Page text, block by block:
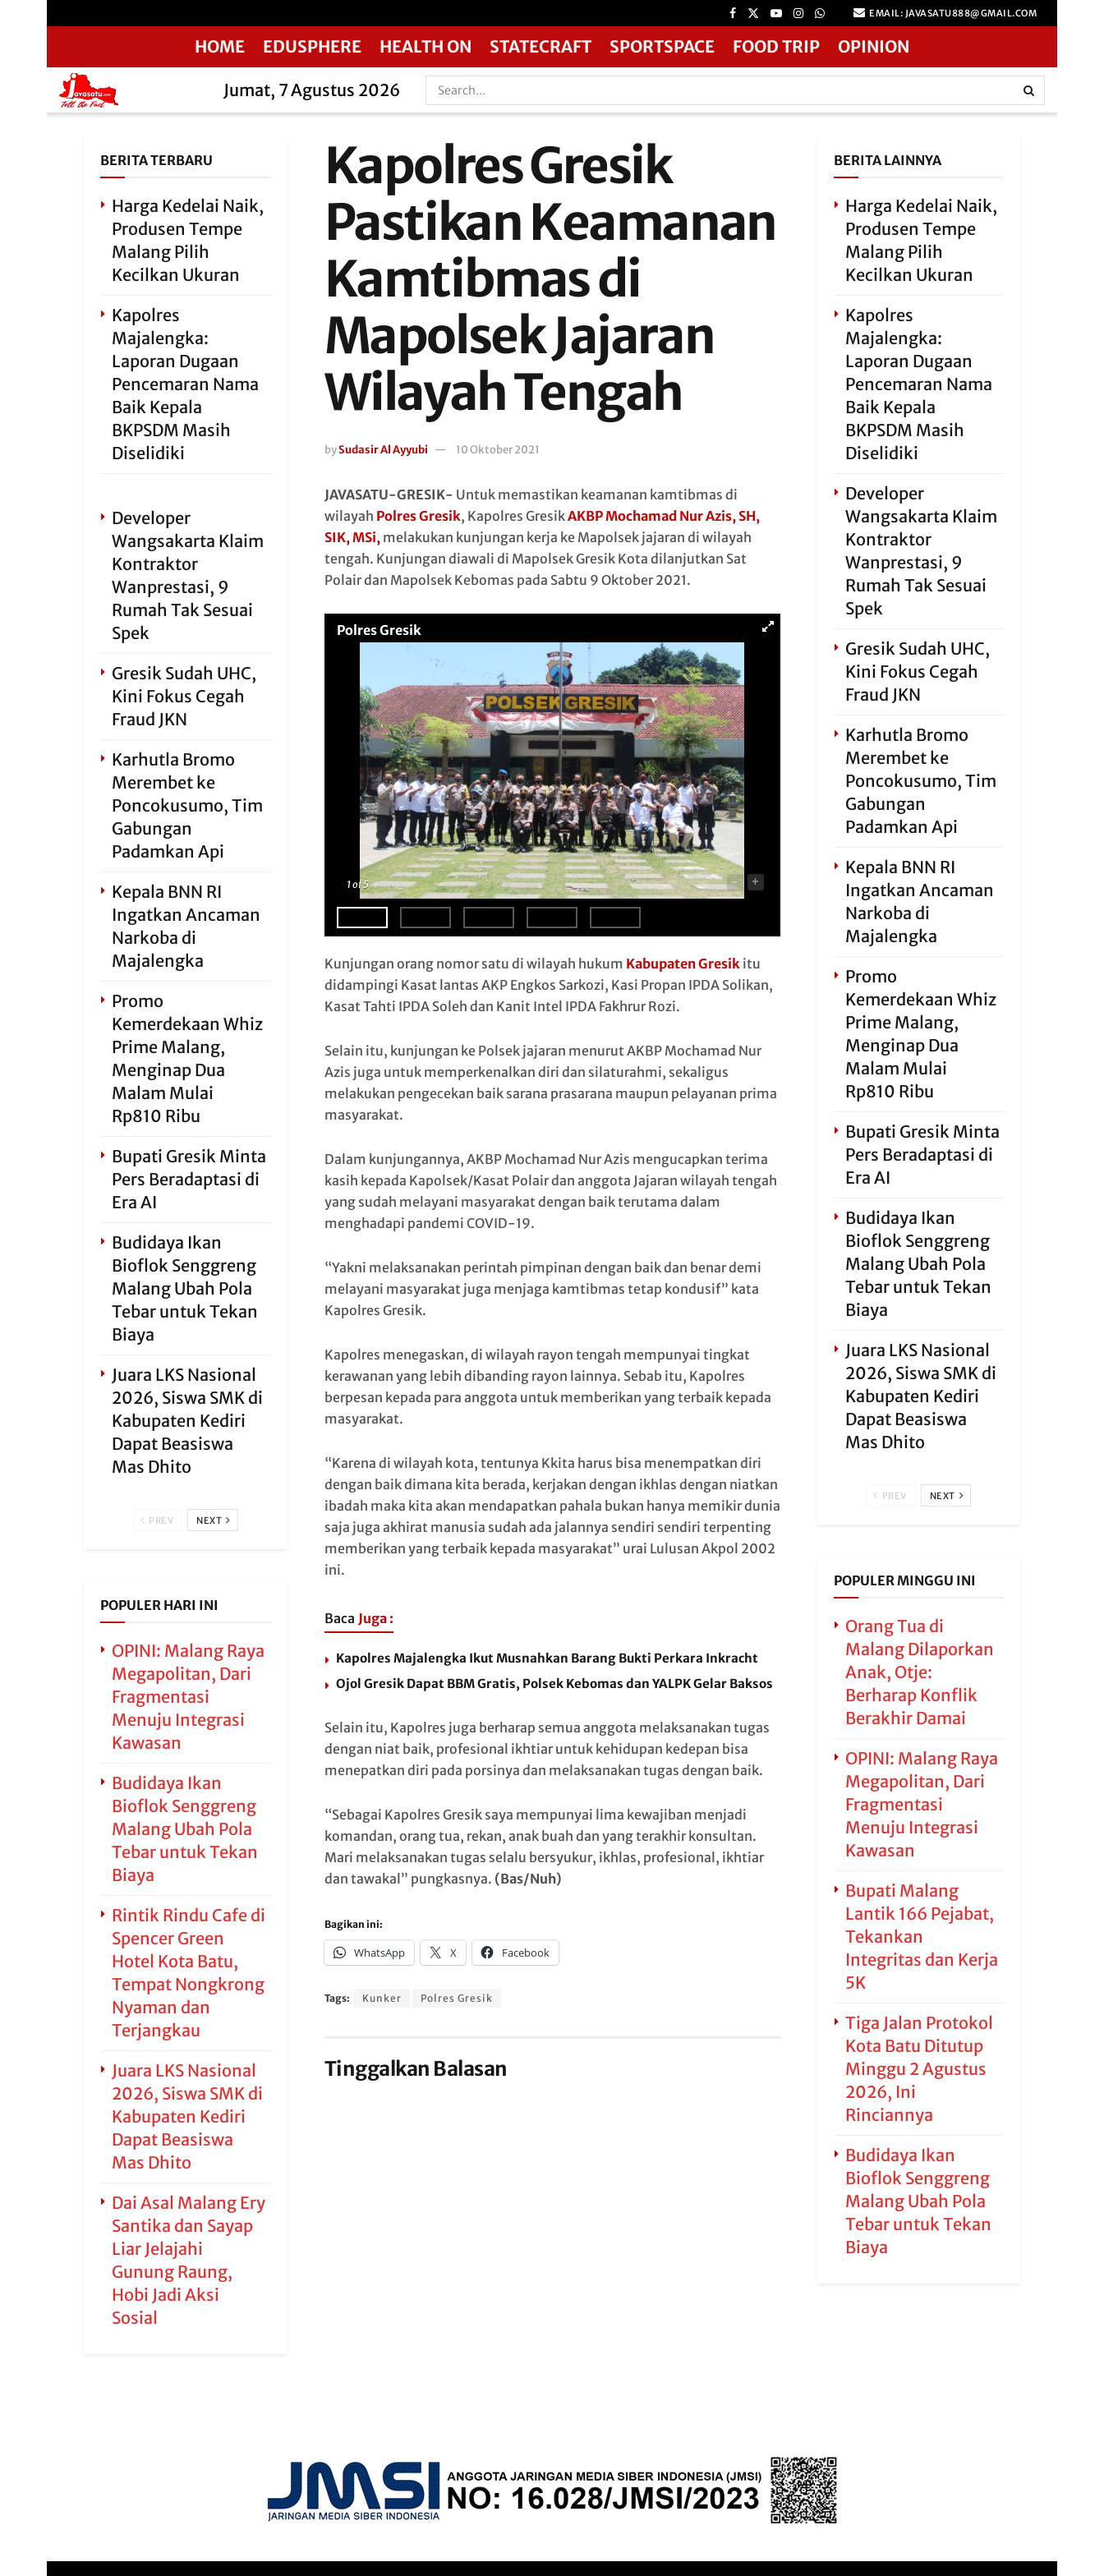
EMAIL: JAVASATU888@GMAIL.COM
HOME EDUSPHERE HEALTH ON STATECRAFT SPORTSPACE FOOD TRIP OPINION
Jumat, 7 Agustus 2026
Kapolres Gresik
Pastikan Keamanan
Kamtibmas di
Mapolsek Jajaran
Wilayah Tengah
bySudasir Al Ayyubi 10 Oktober 2021
JAVASATU-GRESIK- Untuk memastikan keamanan kamtibmas di
wilayah Polres Gresik, Kapolres GresikAKBP Mochamad Nur Azis, SH,
SIK, MSi,melakukan kunjungan kerja ke Mapolsek jajaran di wilayah
tengah. Kunjungan diawali di Mapolsek Gresik Kota dilanjutkan Sat
Polair dan Mapolsek Kebomas pada Sabtu 9 Oktober 2021.
Polres Gresik
1of 5 - +
Kunjungan orang nomor satu di wilayah hukum Kabupaten Gresikitu
didampingi Kasat lantas AKP Engkos Sarkozi, Kasi Propan IPDA Solikan,
Kasat Tahti IPDA Soleh dan Kanit Intel IPDA Fakhrur Rozi.
Selain itu, kunjungan ke Polsek jajaran menurut AKBP Mochamad Nur
Azis juga untuk memperkenalkan diri dan silaturahmi, sekaligus
melakukan pengecekan baik sarana prasarana maupun pelayanan prima
masyarakat.
Dalam kunjungannya, AKBP Mochamad Nur Azis mengucapkan terima
kasih kepada Kapolsek/Kasat Polair dan anggota Jajaran wilayah tengah
yang sudah melayani masyarakat dengan baik terutama dalam
menghadapi pandemi COVID-19.
“Yakni melaksanakan perintah pimpinan dengan baik dan benar demi
melayani masyarakat juga menjaga kamtibmas tetap kondusif” kata
Kapolres Gresik.
Kapolres menegaskan, di wilayah rayon tengah mempunyai tingkat
kerawanan yang lebih dibanding rayon lainnya. Sebab itu, Kapolres
berpesan kepada para anggota untuk memberikan yang terbaik kepada
masyarakat.
“Karena di wilayah kota, tentunya Kkita harus bisa menempatkan diri
dengan baik dimana kita berada, kerjakan dengan ikhlas dengan niatkan
ibadah maka kita akan mendapatkan pahala bukan hanya memikir dunia
saja juga akhirat manusia sudah ada jalannya sendiri sendiri terpenting
memberikan yang terbaik kepada masyarakat” urai Lulusan Akpol 2002
ini.
Baca Juga :
Kapolres Majalengka Ikut Musnahkan Barang Bukti Perkara Inkracht
Ojol Gresik Dapat BBM Gratis, Polsek Kebomas dan YALPK Gelar Baksos
Selain itu, Kapolres juga berharap semua anggota melaksanakan tugas
dengan niat baik, profesional ikhtiar untuk kehidupan kedepan bisa
menepatkan diri pada porsinya dan melaksanakan tugas dengan baik.
“Sebagai Kapolres Gresik saya mempunyai lima kewajiban menjadi
komandan, orang tua, rekan, anak buah dan yang terakhir konsultan.
Mari melaksanakan tugas selalu bersyukur, ikhlas, profesional, ikhtiar
dan tawakal” pungkasnya. (Bas/Nuh)
Bagikan ini:
WhatsApp X Facebook
Tags: Kunker Polres Gresik
Tinggalkan Balasan
BERITA TERBARU
Harga Kedelai Naik,
Produsen Tempe
Malang Pilih
Kecilkan Ukuran
Kapolres
Majalengka:
Laporan Dugaan
Pencemaran Nama
Baik Kepala
BKPSDM Masih
Diselidiki
Developer
Wangsakarta Klaim
Kontraktor
Wanprestasi, 9
Rumah Tak Sesuai
Spek
Gresik Sudah UHC,
Kini Fokus Cegah
Fraud JKN
Karhutla Bromo
Merembet ke
Poncokusumo, Tim
Gabungan
Padamkan Api
Kepala BNN RI
Ingatkan Ancaman
Narkoba di
Majalengka
Promo
Kemerdekaan Whiz
Prime Malang,
Menginap Dua
Malam Mulai
Rp810 Ribu
Bupati Gresik Minta
Pers Beradaptasi di
Era AI
Budidaya Ikan
Bioflok Senggreng
Malang Ubah Pola
Tebar untuk Tekan
Biaya
Juara LKS Nasional
2026, Siswa SMK di
Kabupaten Kediri
Dapat Beasiswa
Mas Dhito
PREV NEXT
POPULER HARI INI
OPINI: Malang Raya
Megapolitan, Dari
Fragmentasi
Menuju Integrasi
Kawasan
Budidaya Ikan
Bioflok Senggreng
Malang Ubah Pola
Tebar untuk Tekan
Biaya
Rintik Rindu Cafe di
Spencer Green
Hotel Kota Batu,
Tempat Nongkrong
Nyaman dan
Terjangkau
Juara LKS Nasional
2026, Siswa SMK di
Kabupaten Kediri
Dapat Beasiswa
Mas Dhito
Dai Asal Malang Ery
Santika dan Sayap
Liar Jelajahi
Gunung Raung,
Hobi Jadi Aksi
Sosial
BERITA LAINNYA
Harga Kedelai Naik,
Produsen Tempe
Malang Pilih
Kecilkan Ukuran
Kapolres
Majalengka:
Laporan Dugaan
Pencemaran Nama
Baik Kepala
BKPSDM Masih
Diselidiki
Developer
Wangsakarta Klaim
Kontraktor
Wanprestasi, 9
Rumah Tak Sesuai
Spek
Gresik Sudah UHC,
Kini Fokus Cegah
Fraud JKN
Karhutla Bromo
Merembet ke
Poncokusumo, Tim
Gabungan
Padamkan Api
Kepala BNN RI
Ingatkan Ancaman
Narkoba di
Majalengka
Promo
Kemerdekaan Whiz
Prime Malang,
Menginap Dua
Malam Mulai
Rp810 Ribu
Bupati Gresik Minta
Pers Beradaptasi di
Era AI
Budidaya Ikan
Bioflok Senggreng
Malang Ubah Pola
Tebar untuk Tekan
Biaya
Juara LKS Nasional
2026, Siswa SMK di
Kabupaten Kediri
Dapat Beasiswa
Mas Dhito
PREV NEXT
POPULER MINGGU INI
Orang Tua di
Malang Dilaporkan
Anak, Otje:
Berharap Konflik
Berakhir Damai
OPINI: Malang Raya
Megapolitan, Dari
Fragmentasi
Menuju Integrasi
Kawasan
Bupati Malang
Lantik 166 Pejabat,
Tekankan
Integritas dan Kerja
5K
Tiga Jalan Protokol
Kota Batu Ditutup
Minggu 2 Agustus
2026, Ini
Rinciannya
Budidaya Ikan
Bioflok Senggreng
Malang Ubah Pola
Tebar untuk Tekan
Biaya